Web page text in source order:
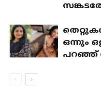
ഒന്നും
പറഞ്ഞ്